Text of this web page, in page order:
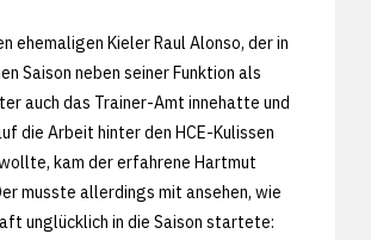
ehemaligen Kieler Raul Alonso, der in
Saison neben seiner Funktion als
auch das Trainer-Amt innehatte und
die Arbeit hinter den HCE-Kulissen
kam der erfahrene Hartmut
musste allerdings mit ansehen, wie
unglücklich in die Saison startete: